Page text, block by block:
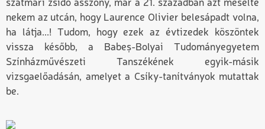
szatmári zsidó asszony, már a 21. században azt mesélte
nekem az utcán, hogy Laurence Olivier belesápadt volna,
ha látja...! Tudom, hogy ezek az évtizedek köszöntek
vissza később, a Babeș-Bolyai Tudományegyetem
Színházművészeti Tanszékének egyik-másik
vizsgaelőadásán, amelyet a Csíky-tanítványok mutattak
be.